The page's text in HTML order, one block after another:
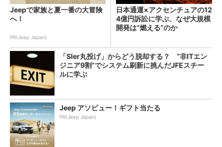
Jeepで家族と夏一番の大冒険
へ！
PR(Jeep Japan)
日本通運×アクセンチュアの12
4億円訴訟に学ぶ、なぜ大規模
開発は“燃える”のか
「SIer丸投げ」からどう脱却する？ “非ITエン
ジニア9割”でシステム刷新に挑んだJFEスチー
ルに学ぶ
Jeep アソビュー！ギフト当たる
PR(Jeep Japan)